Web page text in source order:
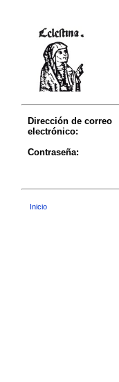
Dirección de correo
electrónico:
Contraseña:
Inicio